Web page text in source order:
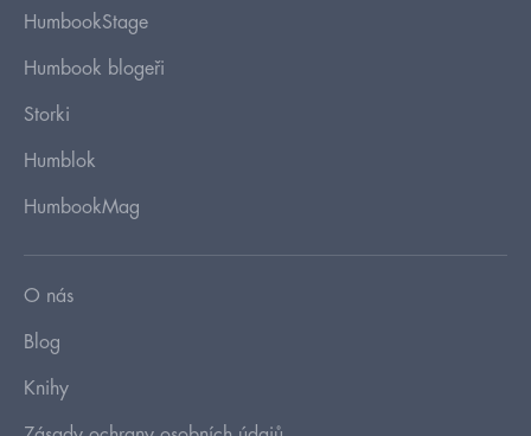
HumbookStage
Humbook blogeři
Storki
Humblok
HumbookMag
O nás
Blog
Knihy